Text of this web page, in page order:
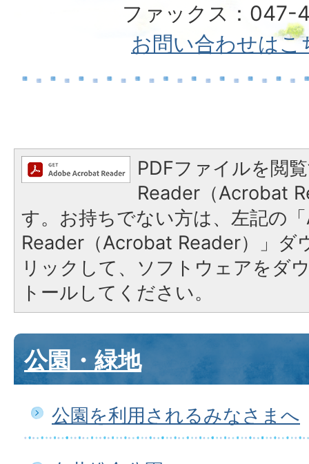
ファックス：047-
お問い合わせはこ
PDFファイルを閲
Reader（Acrobat
す。お持ちでない方は、左記の
Reader（Acrobat Reader）」ダ
リックして、ソフトウェアをダ
トールしてください。
公園・緑地
公園を利用されるみなさまへ